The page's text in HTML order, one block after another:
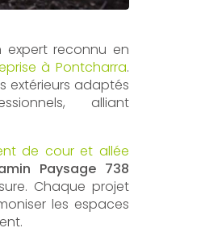
expert reconnu en
à Pontcharra.
extérieurs adaptés
alliant
de cour et allée
Paysage 738
Chaque projet
les espaces